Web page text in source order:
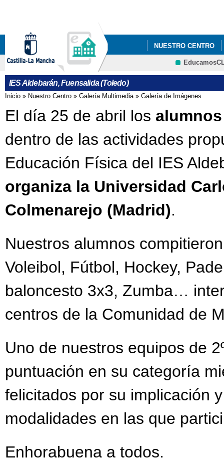
NUESTRO CENTRO
EDUCACIÓN SOCIAL
IES Aldebarán, Fuensalida (Toledo)
Se encuentra usted aquí
Inicio » Nuestro Centro » Galería Multimedia» Galería de Imágenes
El día 25 de abril los alumnos
dentro de las actividades
Educación Física del IES
organiza la Universidad
Colmenarejo (Madrid).
Nuestros alumnos
Voleibol, Fútbol, Hockey,
baloncesto 3x3, Zumba…
centros de la Comunidad de
Uno de nuestros equipos de
puntuación en su categoría
felicitados por su implicación
modalidades en las que
Enhorabuena a todos.